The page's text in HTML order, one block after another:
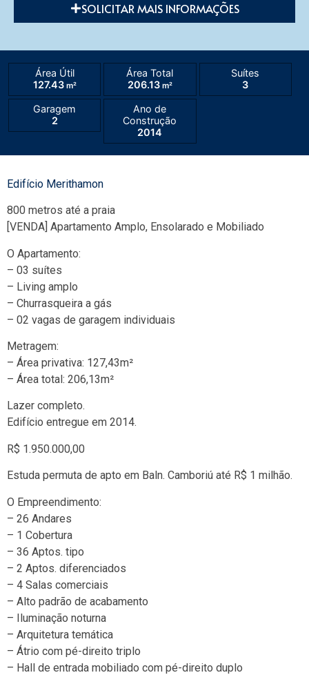
SOLICITAR MAIS INFORMAÇÕES
Área Útil
127.43m²
Área Total
206.13m²
Suítes
3
Garagem
2
Ano de
Construção
2014
Edifício Merithamon
800 metros até a praia
[VENDA] Apartamento Amplo, Ensolarado e Mobiliado
O Apartamento:
– 03 suítes
– Living amplo
– Churrasqueira a gás
– 02 vagas de garagem individuais
Metragem:
– Área privativa: 127,43m²
– Área total: 206,13m²
Lazer completo.
Edifício entregue em 2014.
R$ 1.950.000,00
Estuda permuta de apto em Baln. Camboriú até R$ 1 milhão.
O Empreendimento:
– 26 Andares
– 1 Cobertura
– 36 Aptos. tipo
– 2 Aptos. diferenciados
– 4 Salas comerciais
– Alto padrão de acabamento
– Iluminação noturna
– Arquitetura temática
– Átrio com pé-direito triplo
– Hall de entrada mobiliado com pé-direito duplo